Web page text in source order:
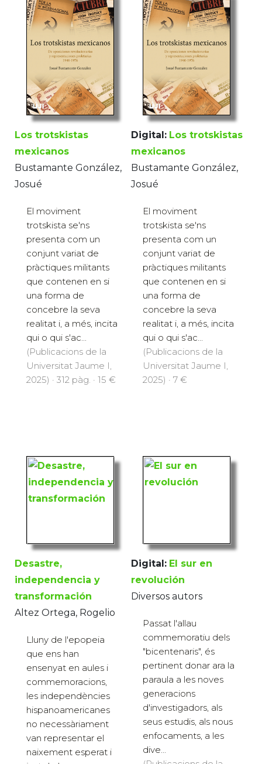
Los trotskistas
mexicanos
Bustamante González,
Josué
El moviment
trotskista se'ns
presenta com un
conjunt variat de
pràctiques militants
que contenen en si
una forma de
concebre la seva
realitat i, a més, incita
qui o qui s'ac...
(Publicacions de la
Universitat Jaume I,
2025) · 312 pàg. · 15 €
Digital: Los trotskistas
mexicanos
Bustamante González,
Josué
El moviment
trotskista se'ns
presenta com un
conjunt variat de
pràctiques militants
que contenen en si
una forma de
concebre la seva
realitat i, a més, incita
qui o qui s'ac...
(Publicacions de la
Universitat Jaume I,
2025) · 7 €
Desastre,
independencia y
transformación
Altez Ortega, Rogelio
Lluny de l'epopeia
que ens han
ensenyat en aules i
commemoracions,
les independències
hispanoamericanes
no necessàriament
van representar el
naixement esperat i
Digital: El sur en
revolución
Diversos autors
Passat l'allau
commemoratiu dels
"bicentenaris", és
pertinent donar ara la
paraula a les noves
generacions
d'investigadors, als
seus estudis, als nous
enfocaments, a les
dive...